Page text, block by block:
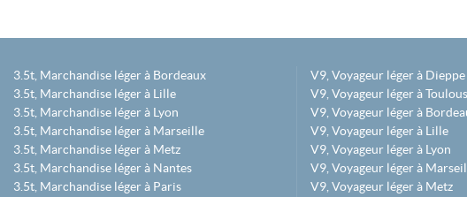
3.5t, Marchandise léger à Bordeaux
3.5t, Marchandise léger à Lille
3.5t, Marchandise léger à Lyon
3.5t, Marchandise léger à Marseille
3.5t, Marchandise léger à Metz
3.5t, Marchandise léger à Nantes
3.5t, Marchandise léger à Paris
V9, Voyageur léger à Dieppe
V9, Voyageur léger à
V9, Voyageur léger à
V9, Voyageur léger à Lille
V9, Voyageur léger à Lyon
V9, Voyageur léger à
V9, Voyageur léger à Metz